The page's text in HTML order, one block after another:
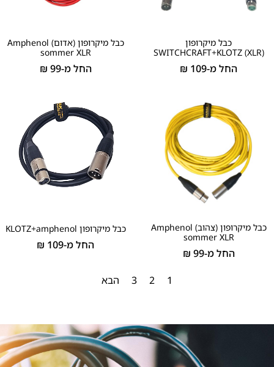
כבל מיקרופון
(SWITCHCRAFT+KLOTZ (XLR
החל מ-109
₪
כבל מיקרופון (אדום) Amphenol
sommer XLR
החל מ-99
₪
כבל מיקרופון (צהוב) Amphenol
sommer XLR
החל מ-99
₪
כבל מיקרופון KLOTZ+amphenol
החל מ-109
₪
1
2
3 הבא